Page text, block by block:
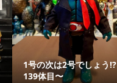
1号の次は2号でしょう⁉️
139体目〜